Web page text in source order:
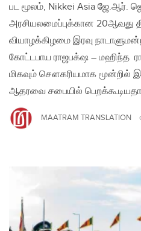
பட மூலம், Nikkei Asia ஜே.ஆர்.
அரசியலமைப்புக்கான 20ஆவது
வியாழக்கிழமை இரவு
கோட்டபாய ராஜபக்‌ஷ – மஹிந்த
மிகவும் சௌகரியமாக மூன்றில்
ஆதரவை சபையில்
MAATRAM TRANSLATION